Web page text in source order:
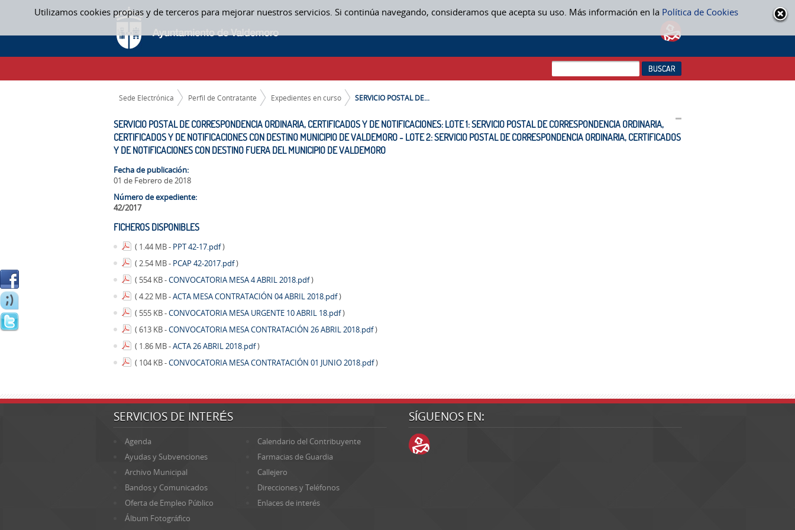
Utilizamos cookies propias y de terceros para mejorar nuestros servicios. Si continúa navegando, consideramos que acepta su uso. Más información en la Política de Cookies
Saltar al contenido
SERVICIO POSTAL DE CORRESPONDENCIA ORDINARIA, CERTIFICADOS Y DE NOTIFICACIONES: LOTE 1: SERVICIO POSTAL DE CORRESPONDENCIA ORDINARIA, CERTIFICADOS Y DE
NOTIFICACIONES CON DESTINO MUNICIPIO DE VALDEMORO - LOTE 2: SERVICIO POSTAL DE CORRESPONDENCIA ORDINARIA, CERTIFICADOS Y DE NOTIFICACIONES CON DESTINO FUERA DEL
MUNICIPIO DE VALDEMORO - EXPEDIENTES EN CURSO
CAMINO DE MIGAS
Sede Electrónica Perfil de Contratante Expedientes en curso SERVICIO POSTAL DE...
SERVICIO POSTAL DE CORRESPONDENCIA ORDINARIA, CERTIFICADOS Y DE NOTIFICACIONES: LOTE 1: SERVICIO POSTAL DE CORRESPONDENCIA ORDINARIA,
CERTIFICADOS Y DE NOTIFICACIONES CON DESTINO MUNICIPIO DE VALDEMORO - LOTE 2: SERVICIO POSTAL DE CORRESPONDENCIA ORDINARIA, CERTIFICADOS
Y DE NOTIFICACIONES CON DESTINO FUERA DEL MUNICIPIO DE VALDEMORO
Fecha de publicación:
01 de Febrero de 2018
Número de expediente:
42/2017
FICHEROS DISPONIBLES
( 1.44 MB - PPT 42-17.pdf)
( 2.54 MB - PCAP 42-2017.pdf)
( 554 KB -CONVOCATORIA MESA 4 ABRIL 2018.pdf)
( 4.22 MB -ACTA MESA CONTRATACIÓN 04 ABRIL 2018.pdf)
( 555 KB -CONVOCATORIA MESA URGENTE 10 ABRIL 18.pdf)
( 613 KB -CONVOCATORIA MESA CONTRATACIÓN 26 ABRIL 2018.pdf)
( 1.86 MB -ACTA 26 ABRIL 2018.pdf)
( 104 KB -CONVOCATORIA MESA CONTRATACIÓN 01 JUNIO 2018.pdf)
SERVICIOS DE INTERÉS
Agenda
Calendario del Contribuyente
Ayudas y Subvenciones
Farmacias de Guardia
Archivo Municipal
Callejero
Bandos y Comunicados
Direcciones y Teléfonos
Oferta de Empleo Público
Enlaces de interés
Álbum Fotográfico
SÍGUENOS EN: